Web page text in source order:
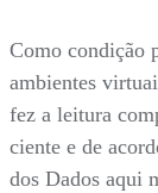
Como condição
ambientes
fez a leitura
ciente e de
dos Dados aqui